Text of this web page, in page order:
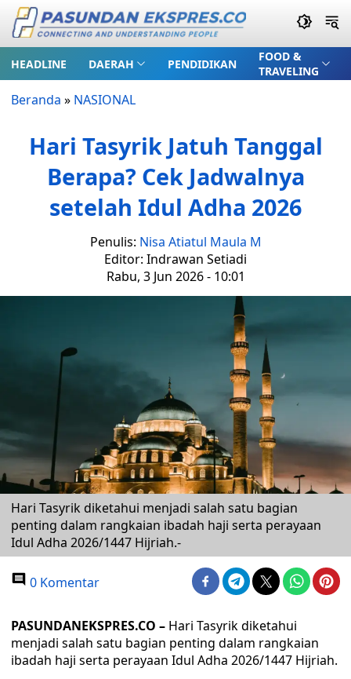
HEADLINE DAERAH PENDIDIKAN
FOOD &
TRAVELING
Beranda » NASIONAL
Hari Tasyrik Jatuh Tanggal
Berapa? Cek Jadwalnya
setelah Idul Adha 2026
Penulis: Nisa Atiatul Maula M
Editor: Indrawan Setiadi
Rabu, 3 Jun 2026 - 10:01
Hari Tasyrik diketahui menjadi salah satu bagian
penting dalam rangkaian ibadah haji serta perayaan
Idul Adha 2026/1447 Hijriah.-
0 Komentar
PASUNDANEKSPRES.CO – Hari Tasyrik diketahui
menjadi salah satu bagian penting dalam rangkaian
ibadah haji serta perayaan Idul Adha 2026/1447 Hijriah.